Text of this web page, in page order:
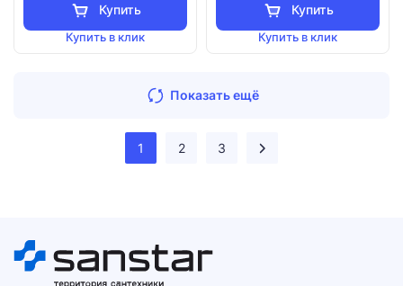
Купить
Купить в клик
Купить
Купить в клик
Показать ещё
1 2 3